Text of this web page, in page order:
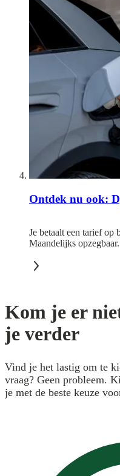
Ontdek nu ook:
Je betaalt een tarief op
Maandelijks opzegbaar.
Kom je er
je verder
Vind je het lastig om te
vraag? Geen probleem.
je met de beste keuze